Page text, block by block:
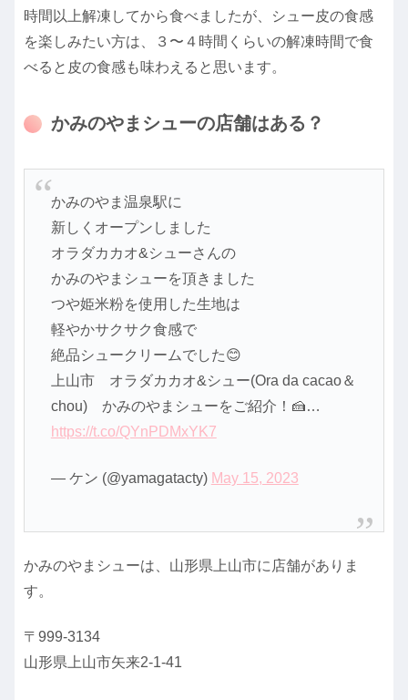
時間以上解凍してから食べましたが、シュー皮の食感
を楽しみたい方は、３〜４時間くらいの解凍時間で食
べると皮の食感も味わえると思います。
かみのやまシューの店舗はある？
かみのやま温泉駅に
新しくオープンしました
オラダカカオ&シューさんの
かみのやまシューを頂きました
つや姫米粉を使用した生地は
軽やかサクサク食感で
絶品シュークリームでした😊
上山市 オラダカカオ&シュー(Ora da cacao＆
chou) かみのやまシューをご紹介！🍰…
https://t.co/QYnPDMxYK7
— ケン (@yamagatacty) May 15, 2023
かみのやまシューは、山形県上山市に店舗がありま
す。
〒999-3134
​山形県上山市矢来2-1-41